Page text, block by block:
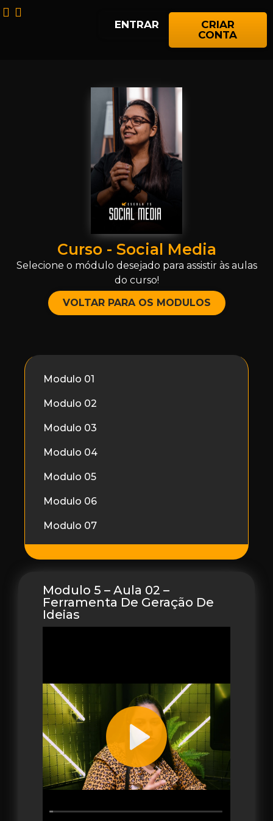
ENTRAR
CRIAR
CONTA
Curso - Social Media
Selecione o módulo desejado para assistir às aulas
do curso!
VOLTAR PARA OS MODULOS
Modulo 01
Modulo 02
Modulo 03
Modulo 04
Modulo 05
Modulo 06
Modulo 07
Modulo 5 – Aula 02 –
Ferramenta De Geração De
Ideias